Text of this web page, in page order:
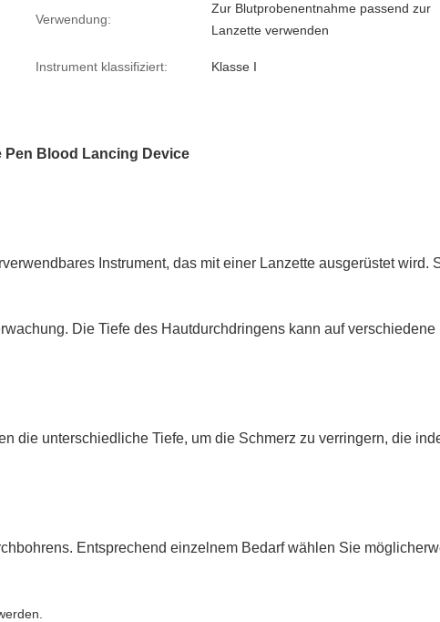
Verwendung:
Zur Blutprobenentnahme passend zur
Lanzette verwenden
Instrument klassifiziert: Klasse I
Pen Blood Lancing Device
Instrument, das mit einer Lanzette ausgerüstet wird.
Die Tiefe des Hautdurchdringens kann auf verschiedene
die unterschiedliche Tiefe, um die Schmerz zu verringern, die
Entsprechend einzelnem Bedarf wählen Sie